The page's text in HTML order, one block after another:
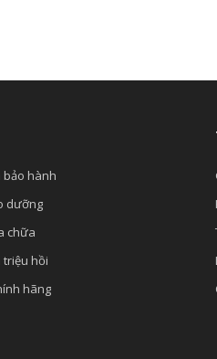
bảo hành
dưỡng
chữa
triệu hồi
hãng